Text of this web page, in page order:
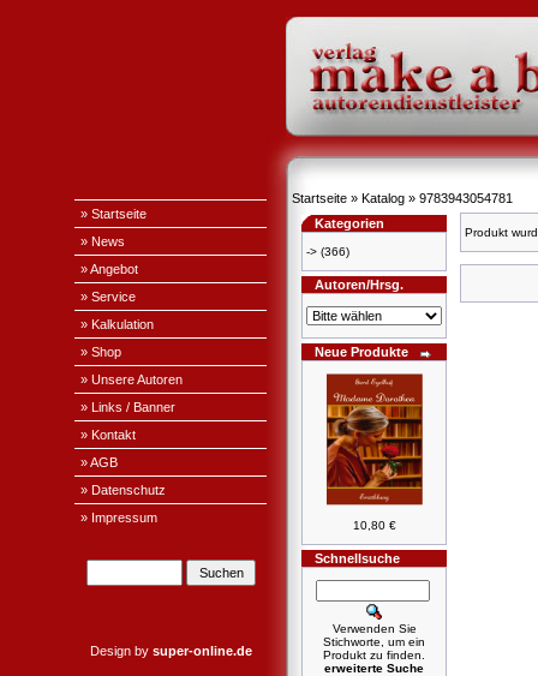
» Startseite
» News
» Angebot
» Service
» Kalkulation
» Shop
» Unsere Autoren
» Links / Banner
» Kontakt
» AGB
» Datenschutz
» Impressum
Design by super-online.de
Startseite » Katalog » 9783943054781
Kategorien
-> (366)
Autoren/Hrsg.
Neue Produkte
10,80 €
Schnellsuche
Verwenden Sie
Stichworte, um ein
Produkt zu finden.
erweiterte Suche
Produkt